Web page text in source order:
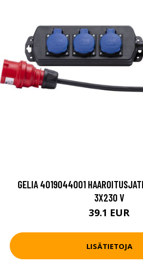
GELIA 4019044001
3X230 V
39.1 EUR
LISÄTIETOJA